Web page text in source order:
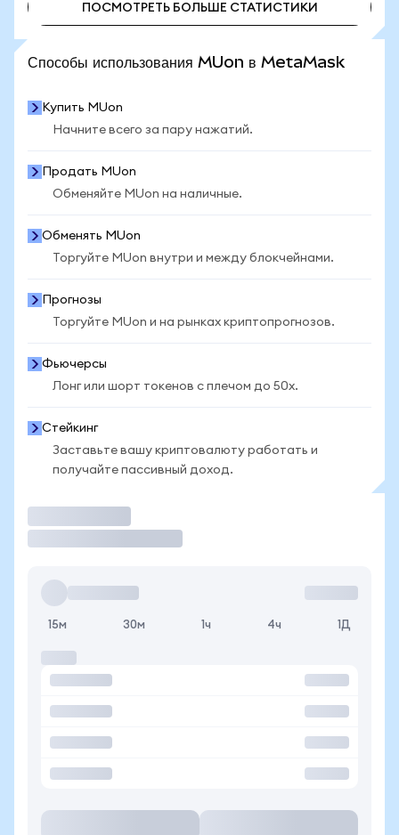
ПОСМОТРЕТЬ БОЛЬШЕ СТАТИСТИКИ
Способы использования MUon в MetaMask
Купить MUon
Начните всего за пару нажатий.
Продать MUon
Обменяйте MUon на наличные.
Обменять MUon
Торгуйте MUon внутри и между блокчейнами.
Прогнозы
Торгуйте MUon и на рынках криптопрогнозов.
Фьючерсы
Лонг или шорт токенов с плечом до 50x.
Стейкинг
Заставьте вашу криптовалюту работать и
получайте пассивный доход.
15м 30м 1ч 4ч 1Д